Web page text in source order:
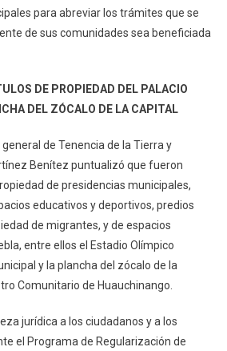
para abreviar los trámites que se
de sus comunidades sea beneficiada
DE PROPIEDAD DEL PALACIO
DEL ZÓCALO DE LA CAPITAL
de Tenencia de la Tierra y
Benítez puntualizó que fueron
de presidencias municipales,
educativos y deportivos, predios
de migrantes, y de espacios
entre ellos el Estadio Olímpico
y la plancha del zócalo de la
Comunitario de Huauchinango.
jurídica a los ciudadanos y a los
el Programa de Regularización de